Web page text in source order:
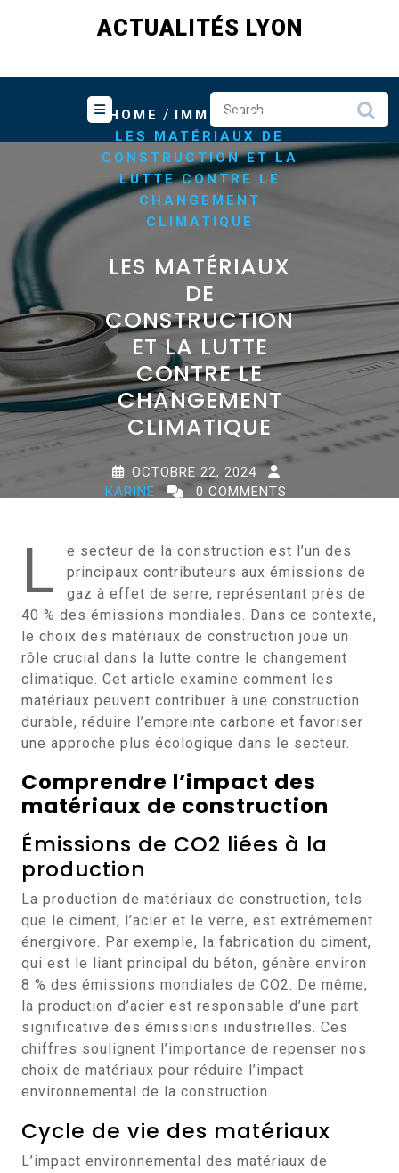
ACTUALITÉS LYON
HOME / IMMOBILIER
LES MATÉRIAUX DE
CONSTRUCTION ET LA
LUTTE CONTRE LE
CHANGEMENT
CLIMATIQUE
LES MATÉRIAUX
DE
CONSTRUCTION
ET LA LUTTE
CONTRE LE
CHANGEMENT
CLIMATIQUE
OCTOBRE 22, 2024
KARINE
0 COMMENTS
L
e secteur de la construction est l’un des
principaux contributeurs aux émissions de
gaz à effet de serre, représentant près de
40 % des émissions mondiales. Dans ce contexte,
le choix des matériaux de construction joue un
rôle crucial dans la lutte contre le changement
climatique. Cet article examine comment les
matériaux peuvent contribuer à une construction
durable, réduire l’empreinte carbone et favoriser
une approche plus écologique dans le secteur.
Comprendre l’impact des
matériaux de construction
Émissions de CO2 liées à la
production
La production de matériaux de construction, tels
que le ciment, l’acier et le verre, est extrêmement
énergivore. Par exemple, la fabrication du ciment,
qui est le liant principal du béton, génère environ
8 % des émissions mondiales de CO2. De même,
la production d’acier est responsable d’une part
significative des émissions industrielles. Ces
chiffres soulignent l’importance de repenser nos
choix de matériaux pour réduire l’impact
environnemental de la construction.
Cycle de vie des matériaux
L’impact environnemental des matériaux de